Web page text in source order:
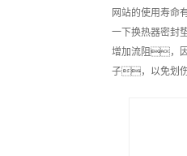
网站的使用寿
一下换热器密
增加流阻，
子，以免划